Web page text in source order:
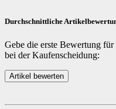
Durchschnittliche
Gebe die erste Bewertung
bei der Kaufenscheidung: